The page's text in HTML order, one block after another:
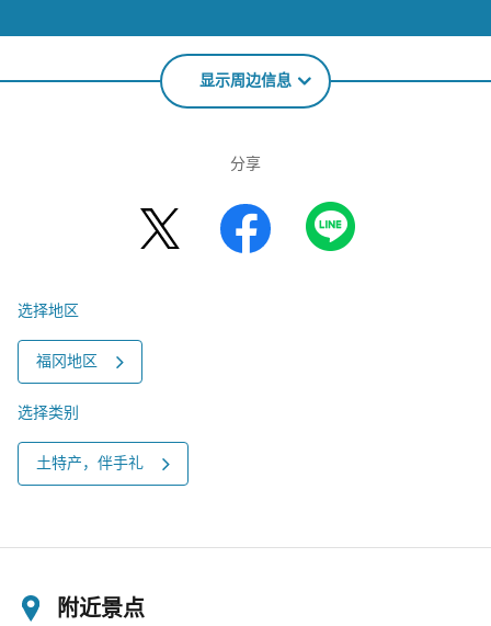
显示周边信息
分享
选择地区
福冈地区
选择类别
土特产，伴手礼
附近景点